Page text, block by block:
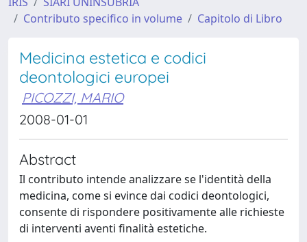
Contributo specifico in volume
Capitolo di Libro
Medicina estetica e codici
deontologici europei
PICOZZI, MARIO
2008-01-01
Abstract
Il contributo intende analizzare se l'identità della
medicina, come si evince dai codici deontologici,
consente di rispondere positivamente alle richieste
di interventi aventi finalità estetiche.